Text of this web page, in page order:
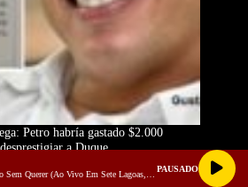
Petro habría gastado $2.000
a Duque
PAUSADO